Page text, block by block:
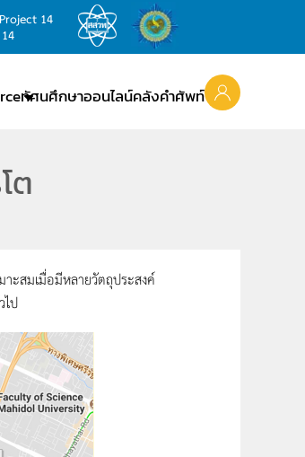
14
ทัศนศึกษาออนไลน์คลังคำศัพท์
ต
สมเมื่อมีหลายวัตถุประสงค์
ป